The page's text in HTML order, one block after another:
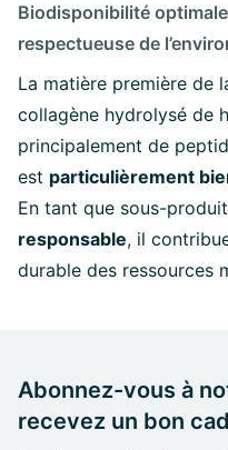
Biodisponibilité
respectueuse de
La matière première de
collagène hydrolysé de
principalement de
est particulièrement
En tant que sous-
responsable, il
durable des ressources
Abonnez-vous à
recevez un bon